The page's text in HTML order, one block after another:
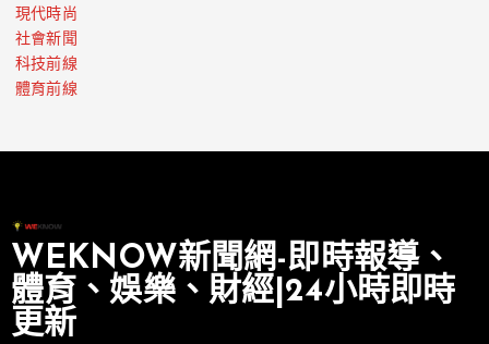
現代時尚
社會新聞
科技前線
體育前線
WEKNOW新聞網-即時報導、
體育、娛樂、財經|24小時即時
更新